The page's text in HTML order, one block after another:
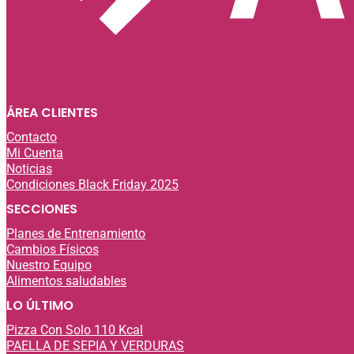
ÁREA CLIENTES
Contacto
Mi Cuenta
Noticias
Condiciones Black Friday 2025
SECCIONES
Planes de Entrenamiento
Cambios Físicos
Nuestro Equipo
Alimentos saludables
LO ÚLTIMO
Pizza Con Solo 110 Kcal
PAELLA DE SEPIA Y VERDURAS